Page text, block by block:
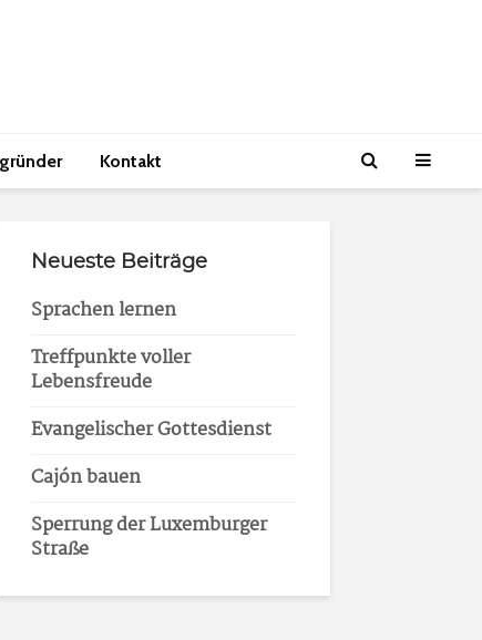
Kontakt
Neueste Beiträge
Sprachen lernen
Treffpunkte voller
Lebensfreude
Evangelischer Gottesdienst
Cajón bauen
Sperrung der Luxemburger
Straße